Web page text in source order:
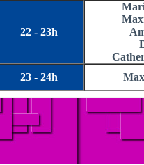
22 - 23h
23 - 24h